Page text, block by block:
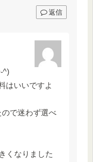
返信
^)
はいいですよ
で迷わず選べ
くなりました